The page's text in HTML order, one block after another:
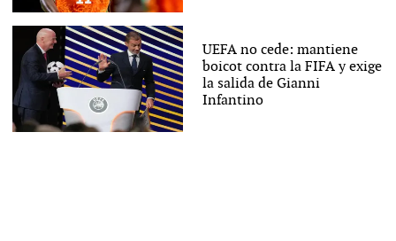
UEFA no cede: mantiene
boicot contra la FIFA y exige
la salida de Gianni
Infantino